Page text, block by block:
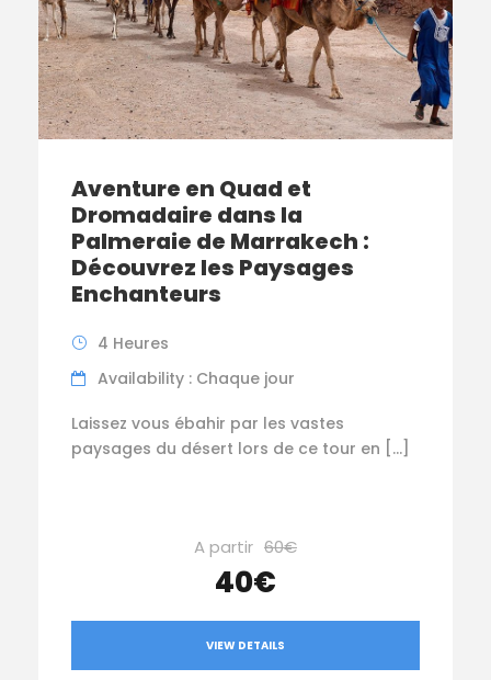
Aventure en Quad et
Dromadaire dans la
Palmeraie de Marrakech :
Découvrez les Paysages
Enchanteurs
4 Heures
Availability : Chaque jour
Laissez vous ébahir par les vastes
paysages du désert lors de ce tour en […]
A partir 60€
40€
VIEW DETAILS